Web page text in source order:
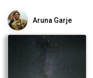
Aruna Garje